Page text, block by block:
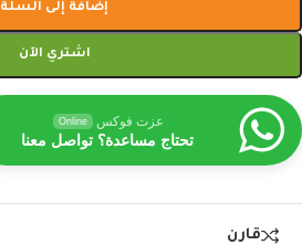
إضافة إلى السلة
اشتري الآن
عزت فوكس Online
تحتاج مساعدة؟ تواصل معنا
قارن